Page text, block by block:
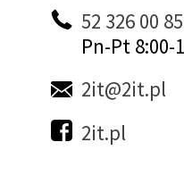
52 326 00 85
Pn-Pt 8:00-
2it@2it.pl
2it.pl